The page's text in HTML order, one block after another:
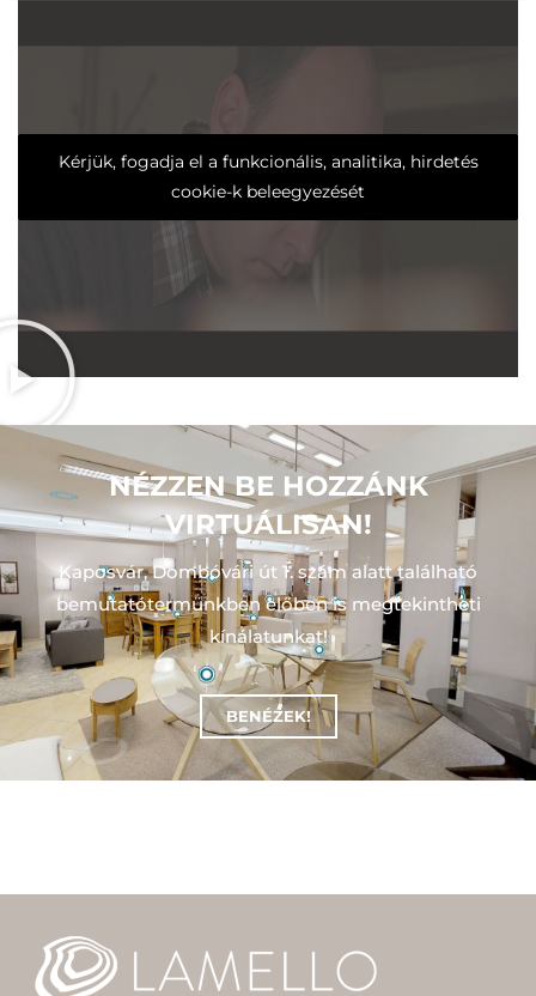
Kérjük, fogadja el a funkcionális, analitika, hirdetés
cookie-k beleegyezését
NÉZZEN BE HOZZÁNK
VIRTUÁLISAN!
Kaposvár, Dombóvári út 1. szám alatt található
bemutatótermünkben előben is megtekintheti
kínálatunkat!
BENÉZEK!